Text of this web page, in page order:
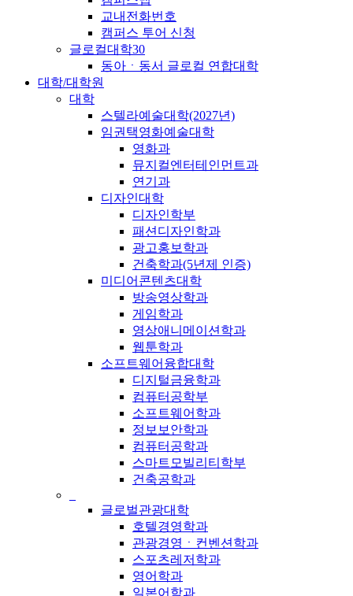
교내전화번호
캠퍼스 투어 신청
글로컬대학30
동아ㆍ동서 글로컬 연합대학
대학/대학원
대학
스텔라예술대학(2027년)
임권택영화예술대학
영화과
뮤지컬엔터테인먼트과
연기과
디자인대학
디자인학부
패션디자인학과
광고홍보학과
건축학과(5년제 인증)
미디어콘텐츠대학
방송영상학과
게임학과
영상애니메이션학과
웹툰학과
소프트웨어융합대학
디지털금융학과
컴퓨터공학부
소프트웨어학과
정보보안학과
컴퓨터공학과
스마트모빌리티학부
건축공학과
글로벌관광대학
호텔경영학과
관광경영ㆍ컨벤션학과
스포츠레저학과
영어학과
일본어학과